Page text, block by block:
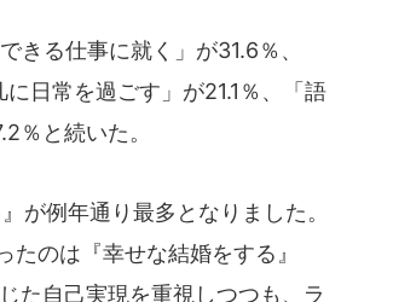
きる仕事に就く」が31.6％、
日常を過ごす」が21.1％、「語
％と続いた。
が例年通り最多となりました。
のは『幸せな結婚をする』
た自己実現を重視しつつも、ラ